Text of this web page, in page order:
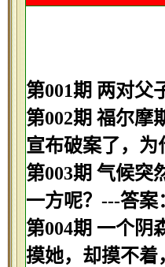
第001期 两对父
第002期 福尔摩
宣布破案了，
第003期 气候突
一方呢？---答案
第004期 一个阴
摸她，却摸不着